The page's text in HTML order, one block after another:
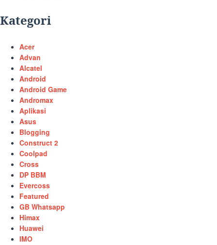
Kategori
Acer
Advan
Alcatel
Android
Android Game
Andromax
Aplikasi
Asus
Blogging
Construct 2
Coolpad
Cross
DP BBM
Evercoss
Featured
GB Whatsapp
Himax
Huawei
IMO